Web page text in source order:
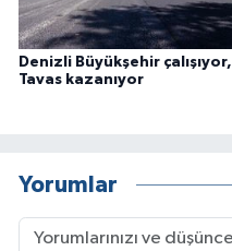
Denizli Büyükşehir çalışıyor,
Tavas kazanıyor
Yorumlar